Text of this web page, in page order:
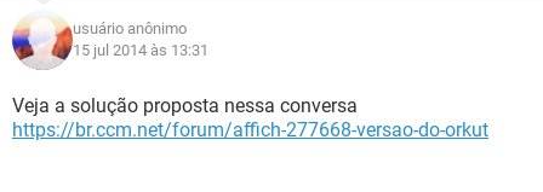
usuário anônimo
15 jul 2014 às 13:31
Veja a solução proposta nessa conversa
https://br.ccm.net/forum/affich-277668-versao-do-orkut